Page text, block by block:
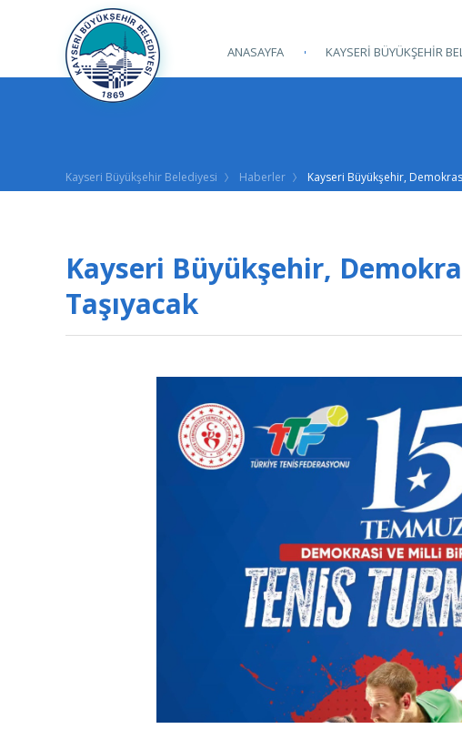
ANASAYFA KAYSERİ BÜYÜKŞEHİR
Kayseri Büyükşehir Belediyesi Haberler Kayseri Büyükşehir,
Kayseri Büyükşehir,
Taşıyacak